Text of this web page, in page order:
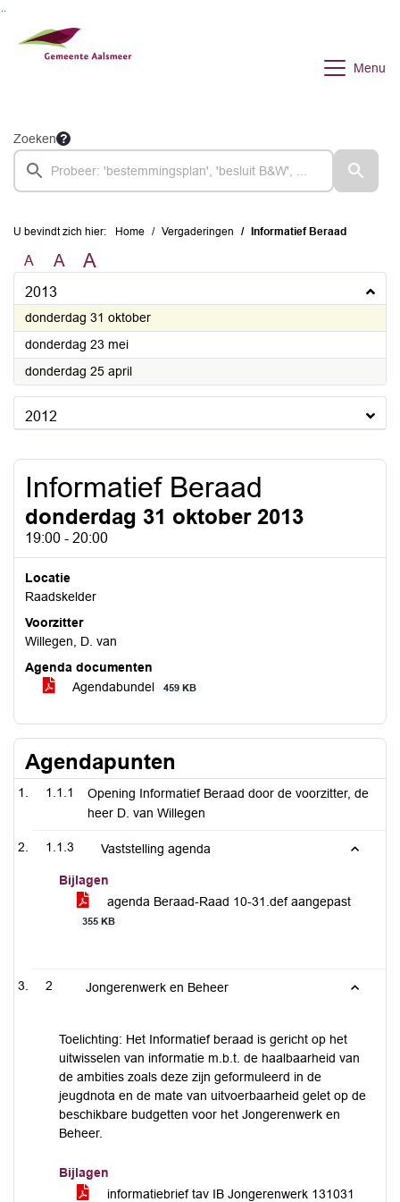
Menu
Zoeken
U bevindt zich hier: Home Vergaderingen Informatief Beraad
A A A
2013
donderdag 31 oktober2013
donderdag 23 mei2013
donderdag 25 april2013
2012
Informatief Beraad
donderdag 31 oktober 2013
19:00 - 20:00
Locatie
Raadskelder
Voorzitter
Willegen, D. van
Agenda documenten
Agendabundel
459 KB
Agendapunten
1.1.1
Opening Informatief Beraad door de voorzitter, de
heer D. van Willegen
1.1.3 Vaststelling agenda
Bijlagen
agenda Beraad-Raad 10-31.def aangepast
355 KB
2 Jongerenwerk en Beheer
Toelichting: Het Informatief beraad is gericht op het
uitwisselen van informatie m.b.t. de haalbaarheid van
de ambities zoals deze zijn geformuleerd in de
jeugdnota en de mate van uitvoerbaarheid gelet op de
beschikbare budgetten voor het Jongerenwerk en
Beheer.
Bijlagen
informatiebrief tav IB Jongerenwerk 131031